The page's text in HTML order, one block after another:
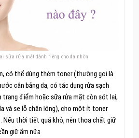
sữa rửa mặt dành riêng cho da nhờn
có thể dùng thêm toner (thường gọi là
cân bằng da, có tác dụng rửa sạch
trang điểm hoặc sữa rửa mặt còn sót lại,
và se lỗ chân lông), cho một ít toner
Nếu thời tiết quá khô, nên thoa chất giữ
giữ ẩm nữa